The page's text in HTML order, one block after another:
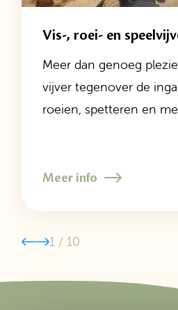
Vis-, roei- en
Meer dan genoeg
vijver tegenover de
roeien, spetteren en
Meer info
1 / 10